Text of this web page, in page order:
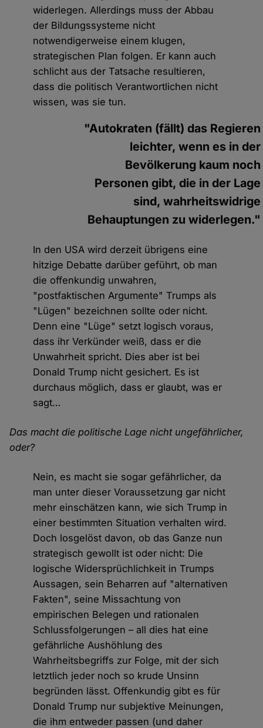
widerlegen. Allerdings muss der Abbau
der Bildungssysteme nicht
notwendigerweise einem klugen,
strategischen Plan folgen. Er kann auch
schlicht aus der Tatsache resultieren,
dass die politisch Verantwortlichen nicht
wissen, was sie tun.
"Autokraten (fällt) das Regieren
leichter, wenn es in der
Bevölkerung kaum noch
Personen gibt, die in der Lage
sind, wahrheitswidrige
Behauptungen zu widerlegen."
In den USA wird derzeit übrigens eine
hitzige Debatte darüber geführt, ob man
die offenkundig unwahren,
"postfaktischen Argumente" Trumps als
"Lügen" bezeichnen sollte oder nicht.
Denn eine "Lüge" setzt logisch voraus,
dass ihr Verkünder weiß, dass er die
Unwahrheit spricht. Dies aber ist bei
Donald Trump nicht gesichert. Es ist
durchaus möglich, dass er glaubt, was er
sagt…
Das macht die politische Lage nicht ungefährlicher,
oder?
Nein, es macht sie sogar gefährlicher, da
man unter dieser Voraussetzung gar nicht
mehr einschätzen kann, wie sich Trump in
einer bestimmten Situation verhalten wird.
Doch losgelöst davon, ob das Ganze nun
strategisch gewollt ist oder nicht: Die
logische Widersprüchlichkeit in Trumps
Aussagen, sein Beharren auf "alternativen
Fakten", seine Missachtung von
empirischen Belegen und rationalen
Schlussfolgerungen – all dies hat eine
gefährliche Aushöhlung des
Wahrheitsbegriffs zur Folge, mit der sich
letztlich jeder noch so krude Unsinn
begründen lässt. Offenkundig gibt es für
Donald Trump nur subjektive Meinungen,
die ihm entweder passen (und daher